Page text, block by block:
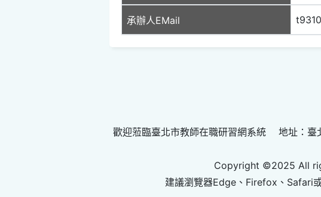
承辦人EMail
歡迎蒞臨臺北市教師在職研習網系統 地址：
Copyright ©2025 All
建議瀏覽器Edge、Firefox、Safari